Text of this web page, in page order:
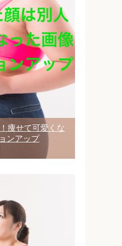
痩せて可愛くな
ンアップ